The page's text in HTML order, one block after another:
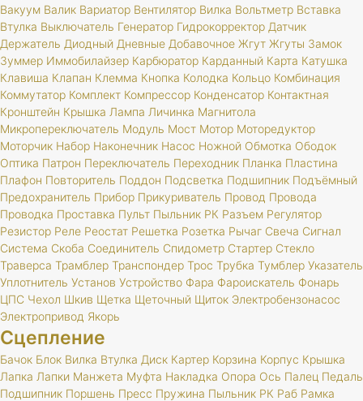
Вакуум Валик Вариатор Вентилятор Вилка Вольтметр Вставка
Втулка Выключатель Генератор Гидрокорректор Датчик
Держатель Диодный Дневные Добавочное Жгут Жгуты Замок
Зуммер Иммобилайзер Карбюратор Карданный Карта Катушка
Клавиша Клапан Клемма Кнопка Колодка Кольцо Комбинация
Коммутатор Комплект Компрессор Конденсатор Контактная
Кронштейн Крышка Лампа Личинка Магнитола
Микропереключатель Модуль Мост Мотор Моторедуктор
Моторчик Набор Наконечник Насос Ножной Обмотка Ободок
Оптика Патрон Переключатель Переходник Планка Пластина
Плафон Повторитель Поддон Подсветка Подшипник Подъёмный
Предохранитель Прибор Прикуриватель Провод Провода
Проводка Проставка Пульт Пыльник РК Разъем Регулятор
Резистор Реле Реостат Решетка Розетка Рычаг Свеча Сигнал
Система Скоба Соединитель Спидометр Стартер Стекло
Траверса Трамблер Транспондер Трос Трубка Тумблер Указатель
Уплотнитель Установ Устройство Фара Фароискатель Фонарь
ЦПС Чехол Шкив Щетка Щеточный Щиток Электробензонасос
Электропривод Якорь
Сцепление
Бачок Блок Вилка Втулка Диск Картер Корзина Корпус Крышка
Лапка Лапки Манжета Муфта Накладка Опора Ось Палец Педаль
Подшипник Поршень Пресс Пружина Пыльник РК Раб Рамка